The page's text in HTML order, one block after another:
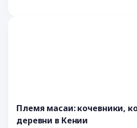
Племя масаи: кочевники,
деревни в Кении